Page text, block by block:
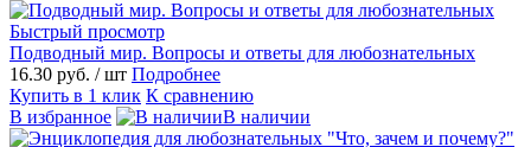
Быстрый просмотр
Подводный мир. Вопросы и ответы для любознательных
16.30 руб. / шт Подробнее
Купить в 1 клик К сравнению
В избранное
В наличии